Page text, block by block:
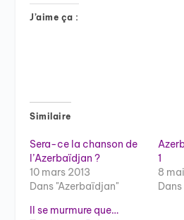
J’aime ça :
Similaire
Sera-ce la chanson de
l’Azerbaïdjan ?
10 mars 2013
Dans "Azerbaïdjan"
1
8
Il se murmure que…